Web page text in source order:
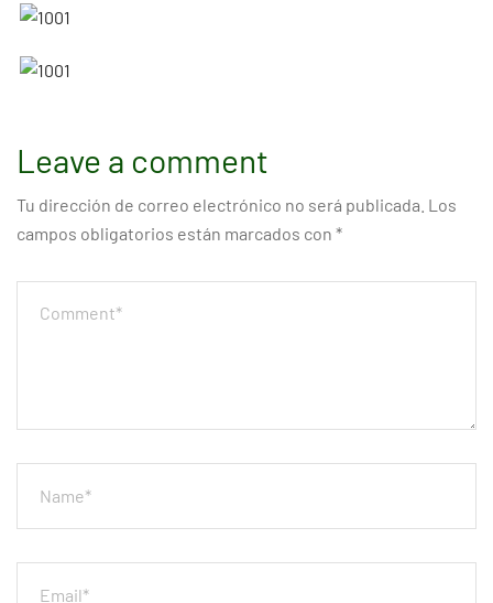
Leave a comment
Tu dirección de correo electrónico no será publicada. Los
campos obligatorios están marcados con *